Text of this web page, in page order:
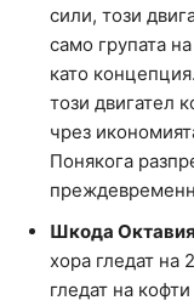
сили, този
само групата
като
този двигател
чрез
Понякога
Шкода Октавия
хора гледат на
гледат на